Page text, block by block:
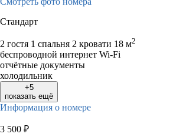
Стандарт
2 гостя 1 спальня 2 кровати 18 м2
беспроводной интернет Wi-Fi
отчётные документы
холодильник
+5
показать ещё
Информация о номере
3 500 ₽